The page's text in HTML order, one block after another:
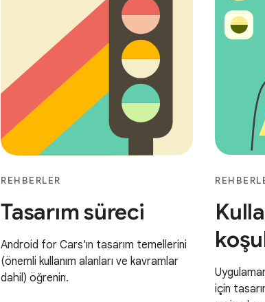
REHBERLER
Tasarım süreci
Android for Cars'ın tasarım temellerini
(önemli kullanım alanları ve kavramlar
dahil) öğrenin.
için